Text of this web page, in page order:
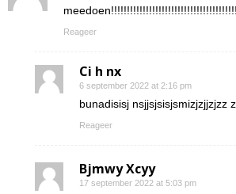
Reageer
Ci h nx
6 september 2022 at 2:16 pm
bunadisisj nsjjsjsisjsmizjzjjzjzz
Reageer
Bjmwy Xcyy
17 september 2022 at 5:03 pm